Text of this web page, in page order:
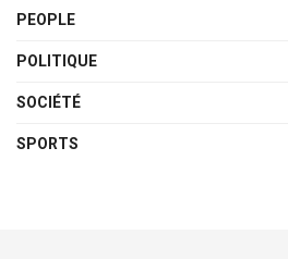
PEOPLE
POLITIQUE
SOCIÉTÉ
SPORTS